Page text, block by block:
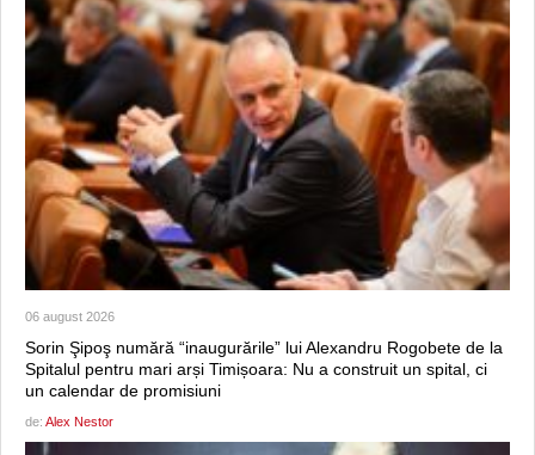
06 august 2026
Sorin Şipoş numără “inaugurările” lui Alexandru Rogobete de la
Spitalul pentru mari arși Timișoara: Nu a construit un spital, ci
un calendar de promisiuni
de: Alex Nestor